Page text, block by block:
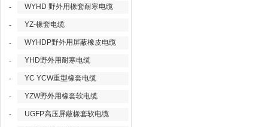
-
WYHD 野外用橡套耐寒电缆
- YZ-橡套电缆
- WYHDP野外用屏蔽橡皮电缆
- YHD野外用耐寒电缆
- YC YCW重型橡套电缆
- YZW野外用橡套软电缆
- UGFP高压屏蔽橡套软电缆